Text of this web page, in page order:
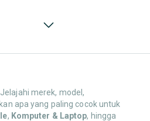
merek, model,
apa yang paling cocok untuk
, Komputer & Laptop, hingga